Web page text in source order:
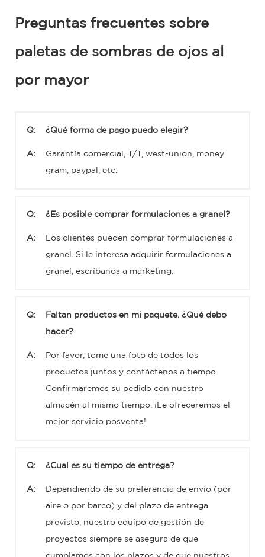
Preguntas frecuentes sobre
paletas de sombras de ojos al
por mayor
Q: ¿Qué forma de pago puedo elegir?
A: Garantía comercial, T/T, west-union, money
gram, paypal, etc.
Q: ¿Es posible comprar formulaciones a granel?
A: Los clientes pueden comprar formulaciones a
granel. Si le interesa adquirir formulaciones a
granel, escríbanos a marketing.
Q: Faltan productos en mi paquete. ¿Qué debo
hacer?
A: Por favor, tome una foto de todos los
productos juntos y contáctenos a tiempo.
Confirmaremos su pedido con nuestro
almacén al mismo tiempo. ¡Le ofreceremos el
mejor servicio posventa!
Q: ¿Cual es su tiempo de entrega?
A: Dependiendo de su preferencia de envío (por
aire o por barco) y del plazo de entrega
previsto, nuestro equipo de gestión de
proyectos siempre se asegura de que